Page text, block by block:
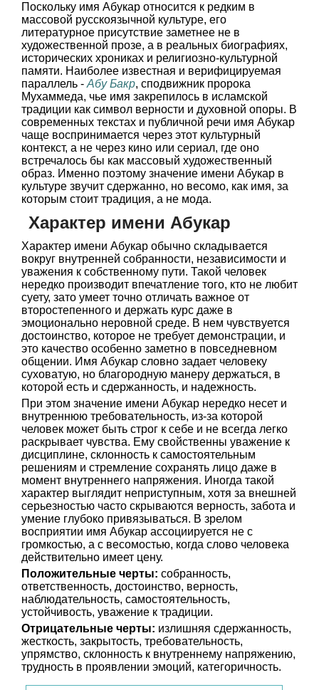
Поскольку имя Абукар относится к редким в
массовой русскоязычной культуре, его
литературное присутствие заметнее не в
художественной прозе, а в реальных биографиях,
исторических хрониках и религиозно-культурной
памяти. Наиболее известная и верифицируемая
параллель - Абу Бакр, сподвижник пророка
Мухаммеда, чье имя закрепилось в исламской
традиции как символ верности и духовной опоры. В
современных текстах и публичной речи имя Абукар
чаще воспринимается через этот культурный
контекст, а не через кино или сериал, где оно
встречалось бы как массовый художественный
образ. Именно поэтому значение имени Абукар в
культуре звучит сдержанно, но весомо, как имя, за
которым стоит традиция, а не мода.
Характер имени Абукар
Характер имени Абукар обычно складывается
вокруг внутренней собранности, независимости и
уважения к собственному пути. Такой человек
нередко производит впечатление того, кто не любит
суету, зато умеет точно отличать важное от
второстепенного и держать курс даже в
эмоционально неровной среде. В нем чувствуется
достоинство, которое не требует демонстрации, и
это качество особенно заметно в повседневном
общении. Имя Абукар словно задает человеку
суховатую, но благородную манеру держаться, в
которой есть и сдержанность, и надежность.
При этом значение имени Абукар нередко несет и
внутреннюю требовательность, из-за которой
человек может быть строг к себе и не всегда легко
раскрывает чувства. Ему свойственны уважение к
дисциплине, склонность к самостоятельным
решениям и стремление сохранять лицо даже в
момент внутреннего напряжения. Иногда такой
характер выглядит неприступным, хотя за внешней
серьезностью часто скрываются верность, забота и
умение глубоко привязываться. В зрелом
восприятии имя Абукар ассоциируется не с
громкостью, а с весомостью, когда слово человека
действительно имеет цену.
Положительные черты: собранность,
ответственность, достоинство, верность,
наблюдательность, самостоятельность,
устойчивость, уважение к традиции.
Отрицательные черты: излишняя сдержанность,
жесткость, закрытость, требовательность,
упрямство, склонность к внутреннему напряжению,
трудность в проявлении эмоций, категоричность.